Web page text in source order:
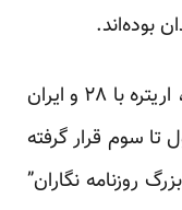
در این میان چین با ۳۳ روزنامه‌نگار، اریتره با ۲۸ و ایران
اول تا سوم قرار گرفته‌
روزنامه نگاران”